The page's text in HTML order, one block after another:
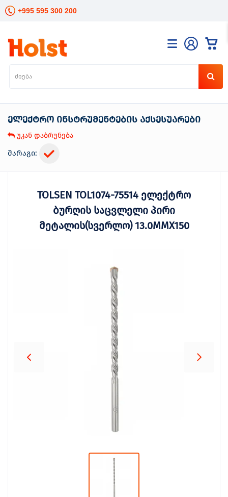
+995 595 300 200
ელექტრო ინსტრუმენტების აქსესუარები
უკან დაბრუნება
მარაგი:
TOLSEN TOL1074-75514 ელექტრო
ბურღის საცვლელი პირი
მეტალის(სვერლო) 13.0MMX150
კატალოგი
განათება
ინსტრუმენტები
ელექტრო
მოვლა
მცენარეთა
სეზონური
პროდუქცია
ბლოგი